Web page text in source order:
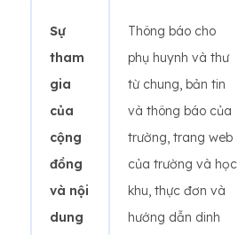
Sự
tham
gia
của
cộng
đồng
và nội
dung
Thông báo cho
phụ huynh và thư
từ chung, bản tin
và thông báo của
trường, trang web
của trường và học
khu, thực đơn và
hướng dẫn dinh